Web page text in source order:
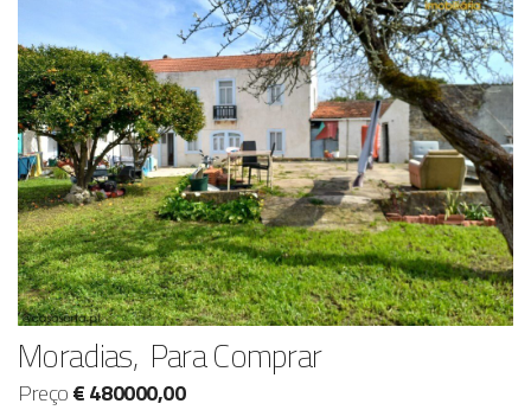
Moradias, Para Comprar
Preço€ 480000,00